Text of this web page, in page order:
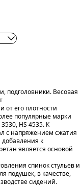
подголовники. Весовая
от его плотности
популярные марки
HS 4535. К
с напряжением сжатия
к
является основой
спинок стульев и
подушек, в качестве,
сидений.